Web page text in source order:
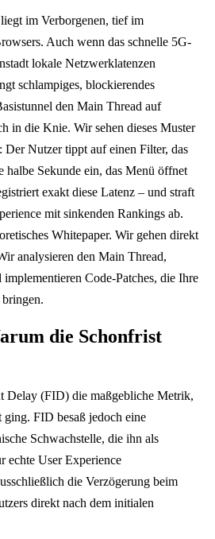
im Verborgenen, tief im
Auch wenn das schnelle 5G-
lokale Netzwerklatenzen
schlampiges, blockierendes
den Main Thread auf
in die Knie. Wir sehen dieses Muster
Der Nutzer tippt auf einen Filter, das
halbe Sekunde ein, das Menü öffnet
exakt diese Latenz – und straft
mit sinkenden Rankings ab.
Whitepaper. Wir gehen direkt
analysieren den Main Thread,
Code-Patches, die Ihre
die Schonfrist
Delay (FID) die maßgebliche Metrik,
FID besaß jedoch eine
Schwachstelle, die ihn als
echte User Experience
die Verzögerung beim
direkt nach dem initialen